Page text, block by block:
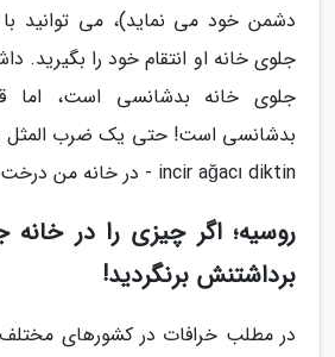
دشمن خود می نماید)، می توانید
جلوی خانه او انتقام خود را بگیرید.
جلوی خانه بدشانسی است، اما
incir ağacı diktin - در خانه من درخت انجیر کاشته ای.
روسیه؛ اگر چیزی را در خانه
برداشتنش برنگردید!
در مطلب خرافات در کشورهای